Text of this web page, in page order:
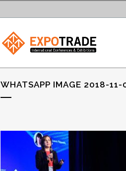
WHATSAPP IMAGE 2018-